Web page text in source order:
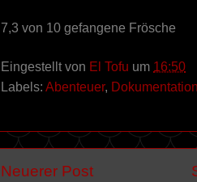
7,3 von 10 gefangene Frösche
Eingestellt von El Tofu um 16:50
Labels: Abenteuer, Dokumentation
Neuerer Post